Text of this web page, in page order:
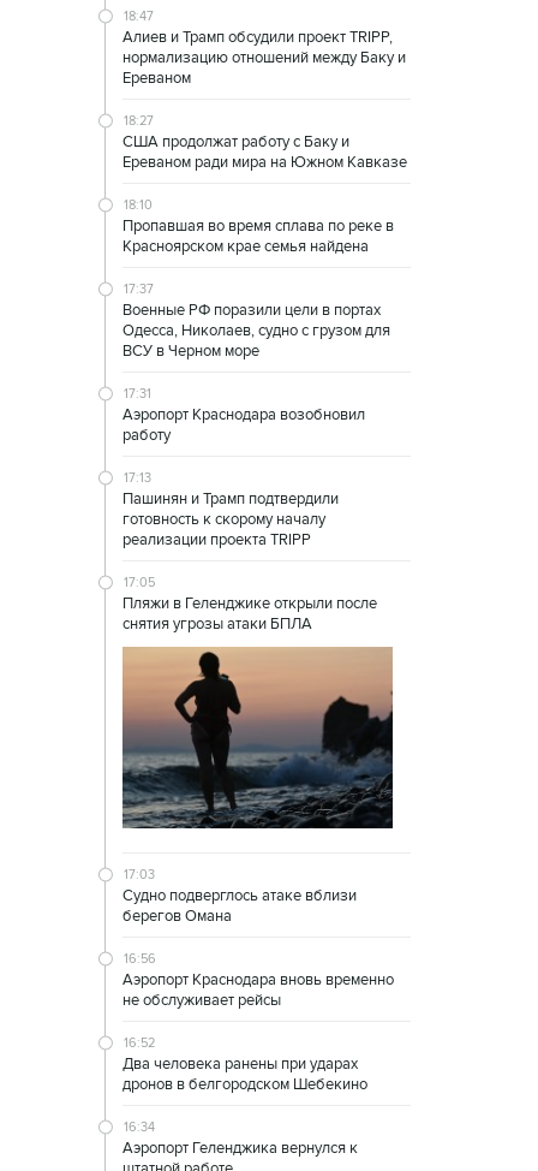
18:47
Алиев и Трамп обсудили проект TRIPP,
нормализацию отношений между Баку и
Ереваном
18:27
США продолжат работу с Баку и
Ереваном ради мира на Южном Кавказе
18:10
Пропавшая во время сплава по реке в
Красноярском крае семья найдена
17:37
Военные РФ поразили цели в портах
Одесса, Николаев, судно с грузом для
ВСУ в Черном море
17:31
Аэропорт Краснодара возобновил
работу
17:13
Пашинян и Трамп подтвердили
готовность к скорому началу
реализации проекта TRIPP
17:05
Пляжи в Геленджике открыли после
снятия угрозы атаки БПЛА
17:03
Судно подверглось атаке вблизи
берегов Омана
16:56
Аэропорт Краснодара вновь временно
не обслуживает рейсы
16:52
Два человека ранены при ударах
дронов в белгородском Шебекино
16:34
Аэропорт Геленджика вернулся к